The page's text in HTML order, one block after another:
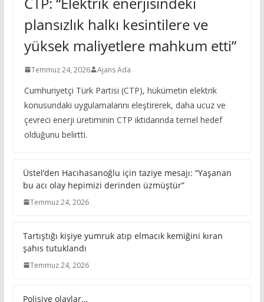
plansızlık halkı kesintilere ve
yüksek maliyetlere mahkum etti”
Temmuz 24, 2026 Ajans Ada
Cumhuriyetçi Türk Partisi (CTP), hükümetin elektrik
konusundaki uygulamalarını eleştirerek, daha ucuz ve
çevreci enerji üretiminin CTP iktidarında temel hedef
olduğunu belirtti.
Üstel’den Hacıhasanoğlu için taziye mesajı: “Yaşanan
bu acı olay hepimizi derinden üzmüştür”
Temmuz 24, 2026
Tartıştığı kişiye yumruk atıp elmacık kemiğini kıran
şahıs tutuklandı
Temmuz 24, 2026
Polisiye olaylar…